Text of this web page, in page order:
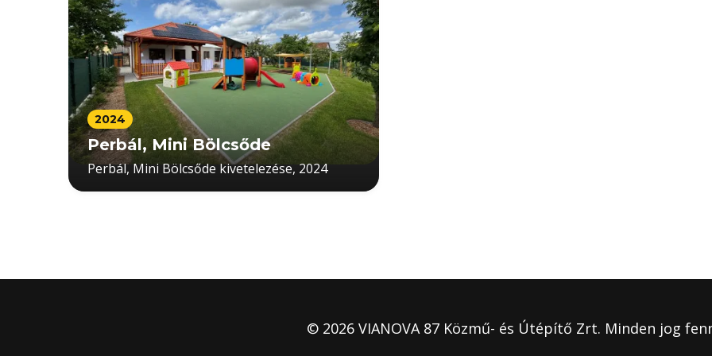
2024
Perbál, Mini Bölcsőde
Perbál, Mini Bölcsőde kivetelezése, 2024
© 2026 VIANOVA 87 Közmű- és Útépítő Zrt. Minden jog